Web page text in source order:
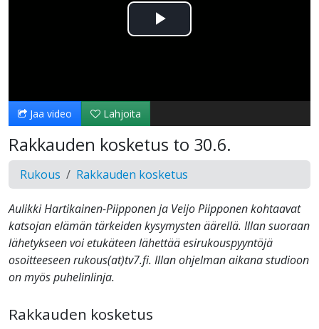
Toista
Jaa video Lahjoita
Rakkauden kosketus to 30.6.
Rukous Rakkauden kosketus
Aulikki Hartikainen-Piipponen ja Veijo Piipponen kohtaavat
katsojan elämän tärkeiden kysymysten äärellä. Illan suoraan
lähetykseen voi etukäteen lähettää esirukouspyyntöjä
osoitteeseen rukous(at)tv7.fi. Illan ohjelman aikana studioon
on myös puhelinlinja.
Rakkauden kosketus